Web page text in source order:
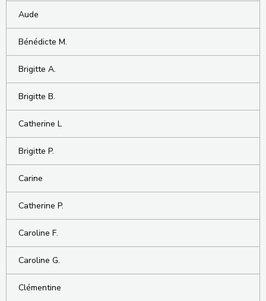
Aude
Bénédicte M.
Brigitte A.
Brigitte B.
Catherine L
Brigitte P.
Carine
Catherine P.
Caroline F.
Caroline G.
Clémentine